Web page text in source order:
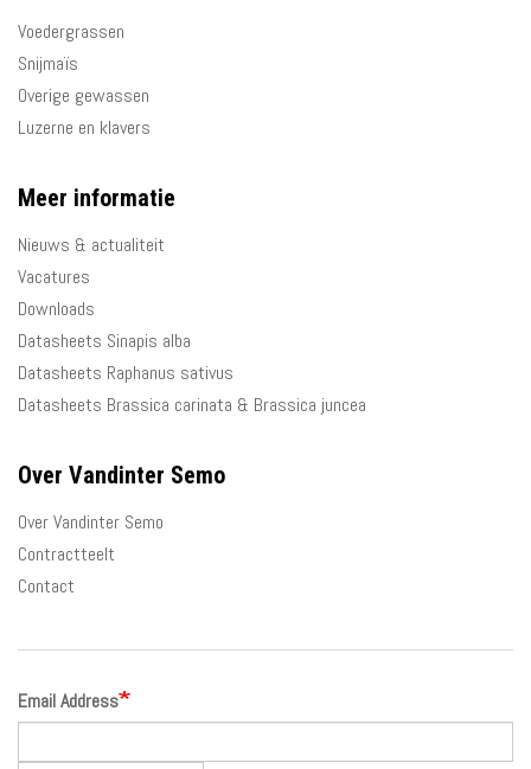
Voedergrassen
Snijmaïs
Overige gewassen
Luzerne en klavers
Meer informatie
Nieuws & actualiteit
Vacatures
Downloads
Datasheets Sinapis alba
Datasheets Raphanus sativus
Datasheets Brassica carinata & Brassica juncea
Over Vandinter Semo
Over Vandinter Semo
Contractteelt
Contact
Email Address